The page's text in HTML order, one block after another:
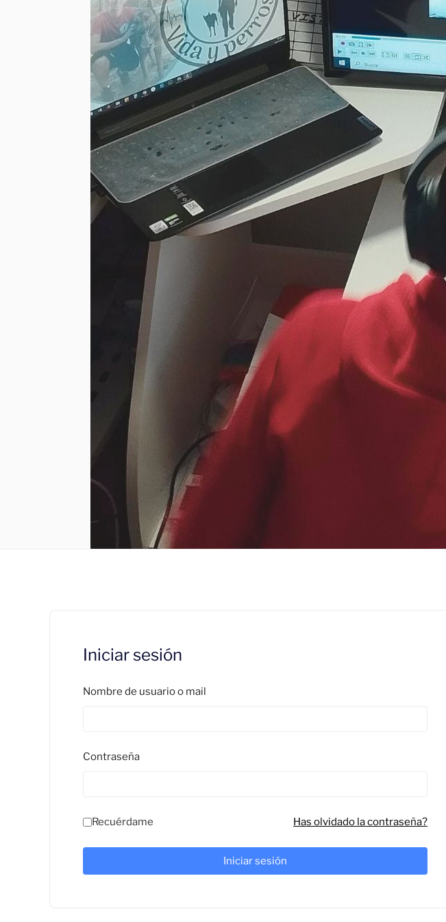
Iniciar sesión
Nombre de usuario o mail
Contraseña
Recuérdame Has olvidado la contraseña?
Iniciar sesión